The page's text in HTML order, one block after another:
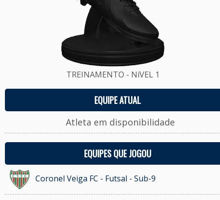
TREINAMENTO - NíVEL 1
EQUIPE ATUAL
Atleta em disponibilidade
EQUIPES QUE JOGOU
Coronel Veiga FC - Futsal - Sub-9